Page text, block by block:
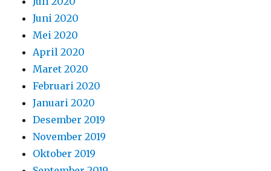
Juni 2020
Mei 2020
April 2020
Maret 2020
Februari 2020
Januari 2020
Desember 2019
November 2019
Oktober 2019